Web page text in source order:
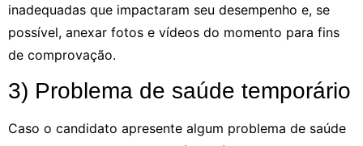
inadequadas que impactaram seu desempenho e, se
possível, anexar fotos e vídeos do momento para fins
de comprovação.
3) Problema de saúde temporário
Caso o candidato apresente algum problema de saúde